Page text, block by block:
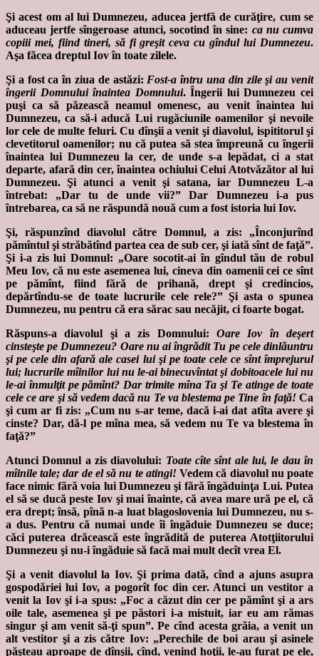
Şi acest om al lui Dumnezeu, aducea jertfă de curăţire, cum se
aduceau jertfe sîngeroase atunci, socotind în sine: ca nu cumva
copiii mei, fiind tineri, să fi greşit ceva cu gîndul lui Dumnezeu.
Aşa făcea dreptul Iov în toate zilele.
Şi a fost ca în ziua de astăzi: Fost-a întru una din zile şi au venit
îngerii Domnului înaintea Domnului. Îngerii lui Dumnezeu cei
puşi ca să păzească neamul omenesc, au venit înaintea lui
Dumnezeu, ca să-i aducă Lui rugăciunile oamenilor şi nevoile
lor cele de multe feluri. Cu dînşii a venit şi diavolul, ispititorul şi
clevetitorul oamenilor; nu că putea să stea împreună cu îngerii
înaintea lui Dumnezeu la cer, de unde s-a lepădat, ci a stat
departe, afară din cer, înaintea ochiului Celui Atotvăzător al lui
Dumnezeu. Şi atunci a venit şi satana, iar Dumnezeu L-a
întrebat: „Dar tu de unde vii?” Dar Dumnezeu i-a pus
întrebarea, ca să ne răspundă nouă cum a fost istoria lui Iov.
Şi, răspunzînd diavolul către Domnul, a zis: „Înconjurînd
pămîntul şi străbătînd partea cea de sub cer, şi iată sînt de faţă”.
Şi i-a zis lui Domnul: „Oare socotit-ai în gîndul tău de robul
Meu Iov, că nu este asemenea lui, cineva din oamenii cei ce sînt
pe pămînt, fiind fără de prihană, drept şi credincios,
depărtîndu-se de toate lucrurile cele rele?” Şi asta o spunea
Dumnezeu, nu pentru că era sărac sau necăjit, ci foarte bogat.
Răspuns-a diavolul şi a zis Domnului: Oare Iov în deşert
cinsteşte pe Dumnezeu? Oare nu ai îngrădit Tu pe cele dinlăuntru
şi pe cele din afară ale casei lui şi pe toate cele ce sînt împrejurul
lui; lucrurile mîinilor lui nu le-ai binecuvîntat şi dobitoacele lui nu
le-ai înmulţit pe pămînt? Dar trimite mîna Ta şi Te atinge de toate
cele ce are şi să vedem dacă nu Te va blestema pe Tine în faţă!Ca
şi cum ar fi zis: „Cum nu s-ar teme, dacă i-ai dat atîta avere şi
cinste? Dar, dă-l pe mîna mea, să vedem nu Te va blestema în
faţă?”
Atunci Domnul a zis diavolului: Toate cîte sînt ale lui, le dau în
mîinile tale; dar de el să nu te atingi!Vedem că diavolul nu poate
face nimic fără voia lui Dumnezeu şi fără îngăduinţa Lui. Putea
el să se ducă peste Iov şi mai înainte, că avea mare ură pe el, că
era drept; însă, pînă n-a luat blagoslovenia lui Dumnezeu, nu s-
a dus. Pentru că numai unde îi îngăduie Dumnezeu se duce;
căci puterea drăcească este îngrădită de puterea Atotţiitorului
Dumnezeu şi nu-i îngăduie să facă mai mult decît vrea El.
Şi a venit diavolul la Iov. Şi prima dată, cînd a ajuns asupra
gospodăriei lui Iov, a pogorît foc din cer. Atunci un vestitor a
venit la Iov şi i-a spus: „Foc a căzut din cer pe pămînt şi a ars
oile tale, asemenea şi pe păstori i-a mistuit, iar eu am rămas
singur şi am venit să-ţi spun”. Pe cînd acesta grăia, a venit un
alt vestitor şi a zis către Iov: „Perechile de boi arau şi asinele
păşteau aproape de dînşii, cînd, venind hoţii, le-au furat pe ele,